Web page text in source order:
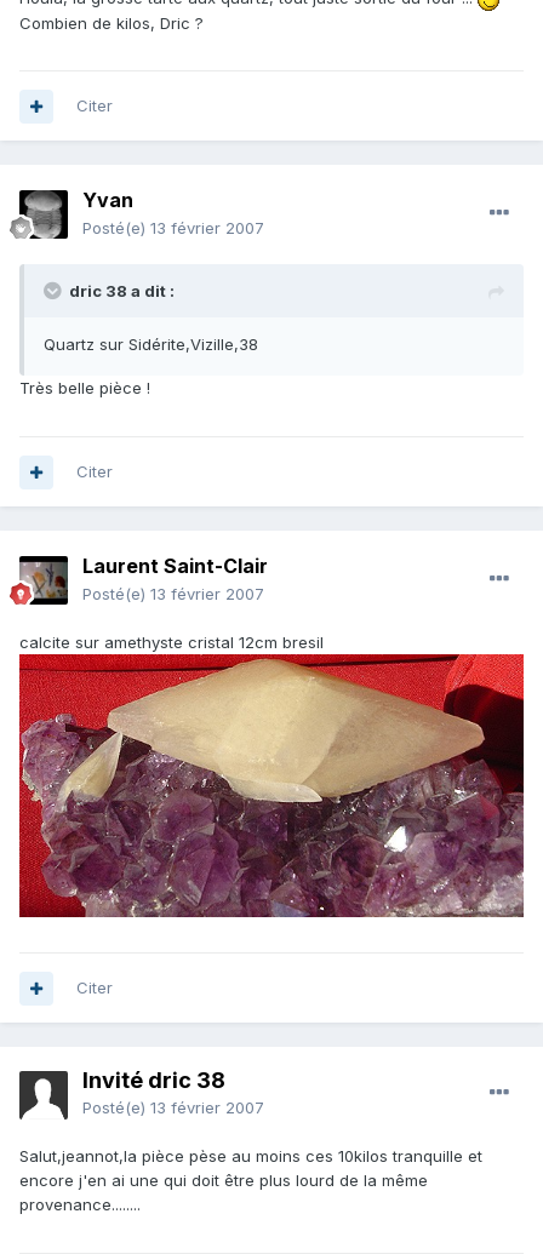
Combien de kilos, Dric ?
Citer
Yvan
Posté(e) 13 février 2007
dric 38 a dit :
Quartz sur Sidérite,Vizille,38
Très belle pièce !
Citer
Laurent Saint-Clair
Posté(e) 13 février 2007
calcite sur amethyste cristal 12cm bresil
Citer
Invité dric 38
Posté(e) 13 février 2007
Salut,jeannot,la pièce pèse au moins ces 10kilos tranquille et
encore j'en ai une qui doit être plus lourd de la même
provenance........